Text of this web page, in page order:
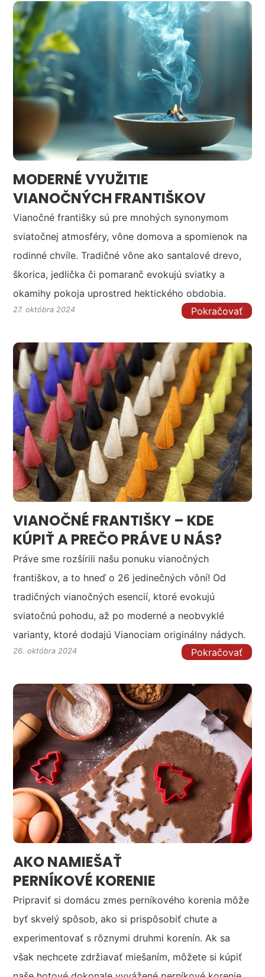
27. októbra 2024
MODERNÉ VYUŽITIE
VIANOČNÝCH FRANTIŠKOV
Vianočné františky sú pre mnohých synonymom
sviatočnej atmosféry, vône domova a spomienok na
rodinné chvíle. Tradičné vône ako santalové drevo,
škorica, jedlička či pomaranč evokujú sviatky a
okamihy pokoja uprostred hektického obdobia.
Pokračovať
26. októbra 2024
VIANOČNÉ FRANTIŠKY – KDE
KÚPIŤ A PREČO PRÁVE U NÁS?
Práve sme rozšírili našu ponuku vianočných
františkov, a to hneď o 26 jedinečných vôní! Od
tradičných vianočných esencií, ktoré evokujú
sviatočnú pohodu, až po moderné a neobvyklé
varianty, ktoré dodajú Vianociam originálny nádych.
Pokračovať
AKO NAMIEŠAŤ
PERNÍKOVÉ KORENIE
Pripraviť si domácu zmes perníkového korenia môže
byť skvelý spôsob, ako si prispôsobiť chute a
experimentovať s rôznymi druhmi korenín. Ak sa
však nechcete zdržiavať miešaním, môžete si kúpiť